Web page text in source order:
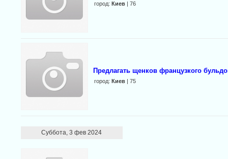
город: Киев| 76
Предлагать щенков французкого
город: Киев| 75
Суббота, 3 фев 2024